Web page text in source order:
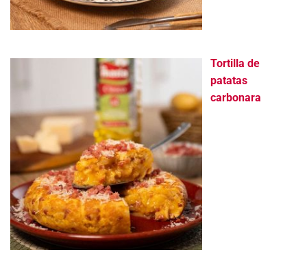
Tortilla de
patatas
carbonara